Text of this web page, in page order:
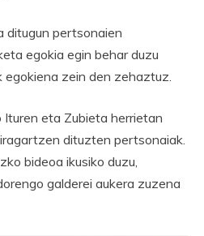
ditugun pertsonaien
egokia egin behar duzu
zein den zehaztuz.
Ituren eta Zubieta herrietan
dituzten pertsonaiak.
bideoa ikusiko duzu,
galderei aukera zuzena